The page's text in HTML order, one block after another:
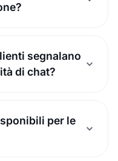
segnalano
di chat?
per le